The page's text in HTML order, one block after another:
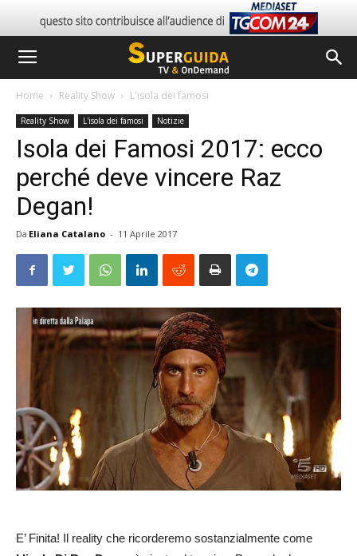
Home Reality Show L'isola dei famosi
Reality Show L'isola dei famosi Notizie
Isola dei Famosi 2017: ecco
perché deve vincere Raz
Degan!
Da Eliana Catalano - 11 Aprile 2017
E’ Finita! Il reality che ricorderemo sostanzialmente come